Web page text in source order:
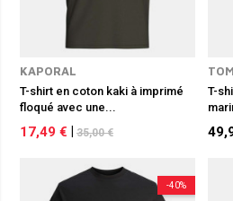
KAPORAL
T-shirt en coton kaki à imprimé
floqué avec une...
17,49 € 35,00 €
T-
-40%